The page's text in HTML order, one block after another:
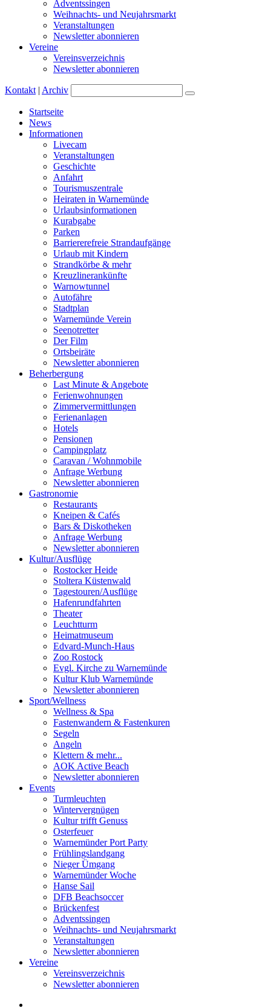
Adventssingen
Weihnachts- und Neujahrsmarkt
Veranstaltungen
Newsletter abonnieren
Vereine
Vereinsverzeichnis
Newsletter abonnieren
Kontakt | Archiv
Startseite
News
Informationen
Livecam
Veranstaltungen
Geschichte
Anfahrt
Tourismuszentrale
Heiraten in Warnemünde
Urlaubsinformationen
Kurabgabe
Parken
Barriererefreie Strandaufgänge
Urlaub mit Kindern
Strandkörbe & mehr
Kreuzlinerankünfte
Warnowtunnel
Autofähre
Stadtplan
Warnemünde Verein
Seenotretter
Der Film
Ortsbeiräte
Newsletter abonnieren
Beherbergung
Last Minute & Angebote
Ferienwohnungen
Zimmervermittlungen
Ferienanlagen
Hotels
Pensionen
Campingplatz
Caravan / Wohnmobile
Anfrage Werbung
Newsletter abonnieren
Gastronomie
Restaurants
Kneipen & Cafés
Bars & Diskotheken
Anfrage Werbung
Newsletter abonnieren
Kultur/Ausflüge
Rostocker Heide
Stoltera Küstenwald
Tagestouren/Ausflüge
Hafenrundfahrten
Theater
Leuchtturm
Heimatmuseum
Edvard-Munch-Haus
Zoo Rostock
Evgl. Kirche zu Warnemünde
Kultur Klub Warnemünde
Newsletter abonnieren
Sport/Wellness
Wellness & Spa
Fastenwandern & Fastenkuren
Segeln
Angeln
Klettern & mehr...
AOK Active Beach
Newsletter abonnieren
Events
Turmleuchten
Wintervergnügen
Kultur trifft Genuss
Osterfeuer
Warnemünder Port Party
Frühlingslandgang
Nieger Ümgang
Warnemünder Woche
Hanse Sail
DFB Beachsoccer
Brückenfest
Adventssingen
Weihnachts- und Neujahrsmarkt
Veranstaltungen
Newsletter abonnieren
Vereine
Vereinsverzeichnis
Newsletter abonnieren